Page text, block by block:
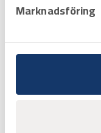
Marknadsföring
HÅLSKÄRARE 28,3